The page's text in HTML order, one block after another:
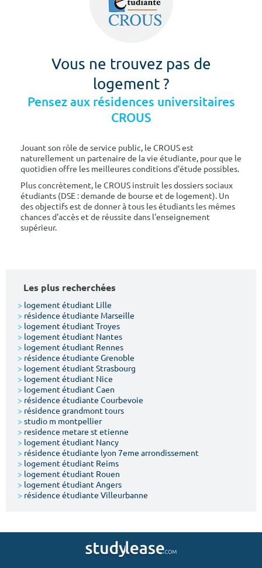
Vous ne trouvez pas de
logement ?
Pensez aux résidences universitaires
CROUS
Jouant son rôle de service public, le CROUS est
naturellement un partenaire de la vie étudiante, pour que le
quotidien offre les meilleures conditions d'étude possibles.
Plus concrètement, le CROUS instruit les dossiers sociaux
étudiants (DSE : demande de bourse et de logement). Un
des objectifs est de donner à tous les étudiants les mêmes
chances d'accès et de réussite dans l'enseignement
supérieur.
Les plus recherchées
> logement étudiant Lille
> résidence étudiante Marseille
> logement étudiant Troyes
> logement étudiant Nantes
> logement étudiant Rennes
> résidence étudiante Grenoble
> logement étudiant Strasbourg
> logement étudiant Nice
> logement étudiant Caen
> résidence étudiante Courbevoie
> résidence grandmont tours
> studio m montpellier
> residence metare st etienne
> logement étudiant Nancy
> résidence étudiante lyon 7eme arrondissement
> logement étudiant Reims
> logement étudiant Rouen
> logement étudiant Angers
> résidence étudiante Villeurbanne